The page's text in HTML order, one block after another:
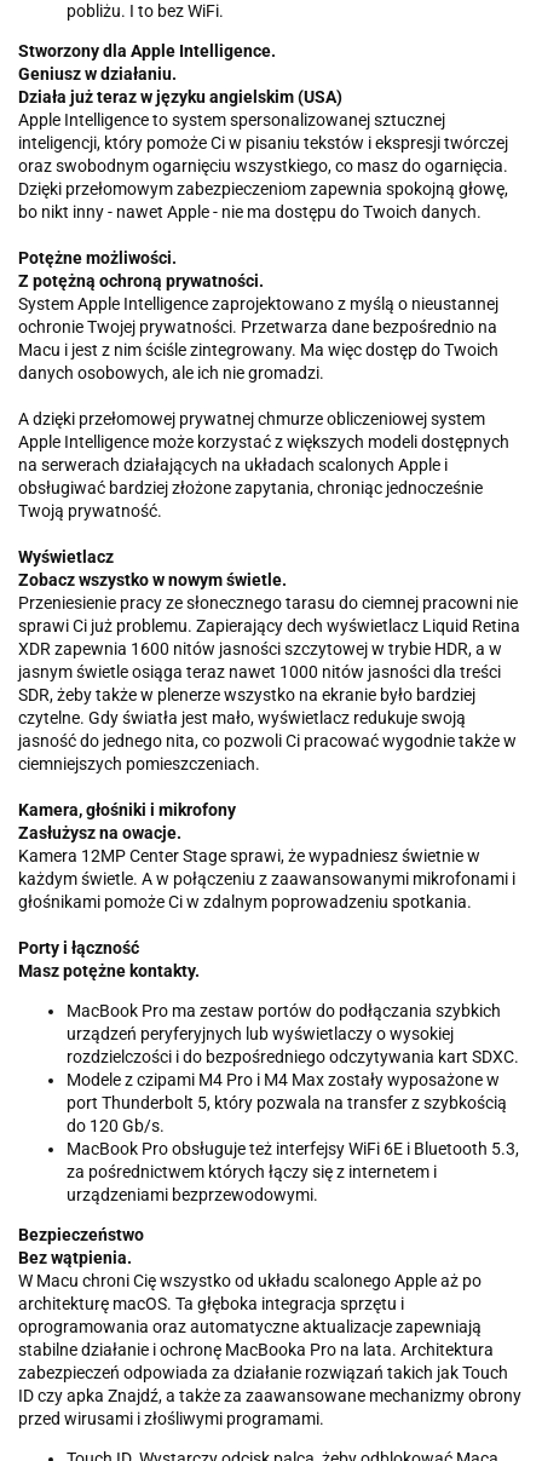
pobliżu. I to bez WiFi.
Stworzony dla Apple Intelligence.
Geniusz w działaniu.
Działa już teraz w języku angielskim (USA)
Apple Intelligence to system spersonalizowanej sztucznej
inteligencji, który pomoże Ci w pisaniu tekstów i ekspresji twórczej
oraz swobodnym ogarnięciu wszystkiego, co masz do ogarnięcia.
Dzięki przełomowym zabezpieczeniom zapewnia spokojną głowę,
bo nikt inny - nawet Apple - nie ma dostępu do Twoich danych.
Potężne możliwości.
Z potężną ochroną prywatności.
System Apple Intelligence zaprojektowano z myślą o nieustannej
ochronie Twojej prywatności. Przetwarza dane bezpośrednio na
Macu i jest z nim ściśle zintegrowany. Ma więc dostęp do Twoich
danych osobowych, ale ich nie gromadzi.
A dzięki przełomowej prywatnej chmurze obliczeniowej system
Apple Intelligence może korzystać z większych modeli dostępnych
na serwerach działających na układach scalonych Apple i
obsługiwać bardziej złożone zapytania, chroniąc jednocześnie
Twoją prywatność.
Wyświetlacz
Zobacz wszystko w nowym świetle.
Przeniesienie pracy ze słonecznego tarasu do ciemnej pracowni nie
sprawi Ci już problemu. Zapierający dech wyświetlacz Liquid Retina
XDR zapewnia 1600 nitów jasności szczytowej w trybie HDR, a w
jasnym świetle osiąga teraz nawet 1000 nitów jasności dla treści
SDR, żeby także w plenerze wszystko na ekranie było bardziej
czytelne. Gdy światła jest mało, wyświetlacz redukuje swoją
jasność do jednego nita, co pozwoli Ci pracować wygodnie także w
ciemniejszych pomieszczeniach.
Kamera, głośniki i mikrofony
Zasłużysz na owacje.
Kamera 12MP Center Stage sprawi, że wypadniesz świetnie w
każdym świetle. A w połączeniu z zaawansowanymi mikrofonami i
głośnikami pomoże Ci w zdalnym poprowadzeniu spotkania.
Porty i łączność
Masz potężne kontakty.
MacBook Pro ma zestaw portów do podłączania szybkich
urządzeń peryferyjnych lub wyświetlaczy o wysokiej
rozdzielczości i do bezpośredniego odczytywania kart SDXC.
Modele z czipami M4 Pro i M4 Max zostały wyposażone w
port Thunderbolt 5, który pozwala na transfer z szybkością
do 120 Gb/s.
MacBook Pro obsługuje też interfejsy WiFi 6E i Bluetooth 5.3,
za pośrednictwem których łączy się z internetem i
urządzeniami bezprzewodowymi.
Bezpieczeństwo
Bez wątpienia.
W Macu chroni Cię wszystko od układu scalonego Apple aż po
architekturę macOS. Ta głęboka integracja sprzętu i
oprogramowania oraz automatyczne aktualizacje zapewniają
stabilne działanie i ochronę MacBooka Pro na lata. Architektura
zabezpieczeń odpowiada za działanie rozwiązań takich jak Touch
ID czy apka Znajdź, a także za zaawansowane mechanizmy obrony
przed wirusami i złośliwymi programami.